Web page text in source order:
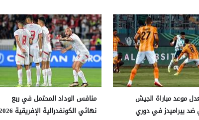
موعد مباراة الجيش
ضد بيراميدز في دوري
منافس الوداد المحتمل في ربع
نهائي الكونفدرالية الإفريقية 2026